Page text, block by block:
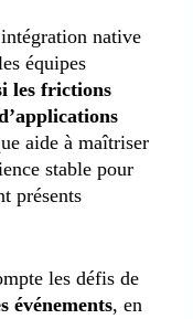
native
équipes
les frictions
aide à maîtriser
stable pour
présents
les défis de
événements, en